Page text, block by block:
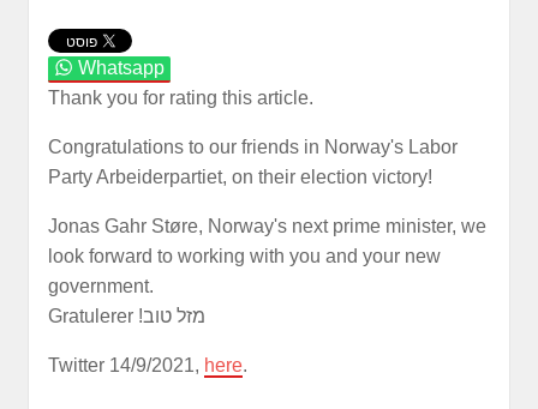
Whatsapp
Thank you for rating this article.
Congratulations to our friends in Norway's Labor
Party Arbeiderpartiet, on their election victory!
Jonas Gahr Støre, Norway's next prime minister, we
look forward to working with you and your new
government.
Gratulerer !מזל טוב
Twitter 14/9/2021, here.